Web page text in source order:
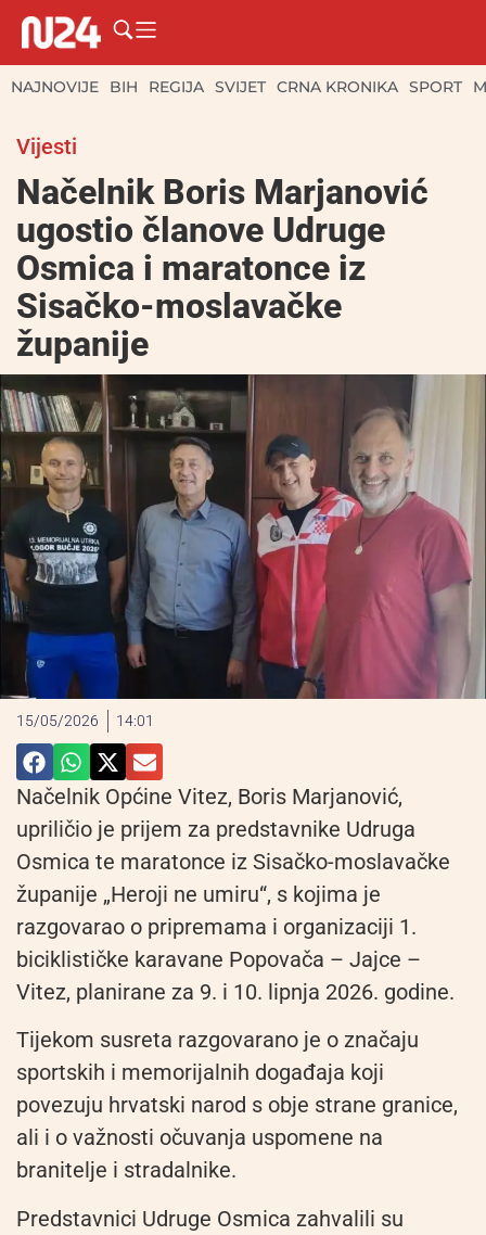
NAJNOVIJE BIH REGIJA SVIJET CRNA KRONIKA SPORT
Vijesti
Načelnik Boris Marjanović
ugostio članove Udruge
Osmica i maratonce iz
Sisačko-moslavačke
županije
15/05/2026 14:01
Načelnik Općine Vitez, Boris Marjanović,
upriličio je prijem za predstavnike Udruga
Osmica te maratonce iz Sisačko-moslavačke
županije „Heroji ne umiru“, s kojima je
razgovarao o pripremama i organizaciji 1.
biciklističke karavane Popovača – Jajce –
Vitez, planirane za 9. i 10. lipnja 2026. godine.
Tijekom susreta razgovarano je o značaju
sportskih i memorijalnih događaja koji
povezuju hrvatski narod s obje strane granice,
ali i o važnosti očuvanja uspomene na
branitelje i stradalnike.
Predstavnici Udruge Osmica zahvalili su